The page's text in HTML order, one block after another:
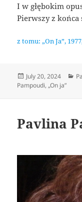
I w głębokim
Pierwszy z
z tomu: „On Ja”,
Posted
on
July 20, 2024
Pampoudi,„On ja”
Pavlina